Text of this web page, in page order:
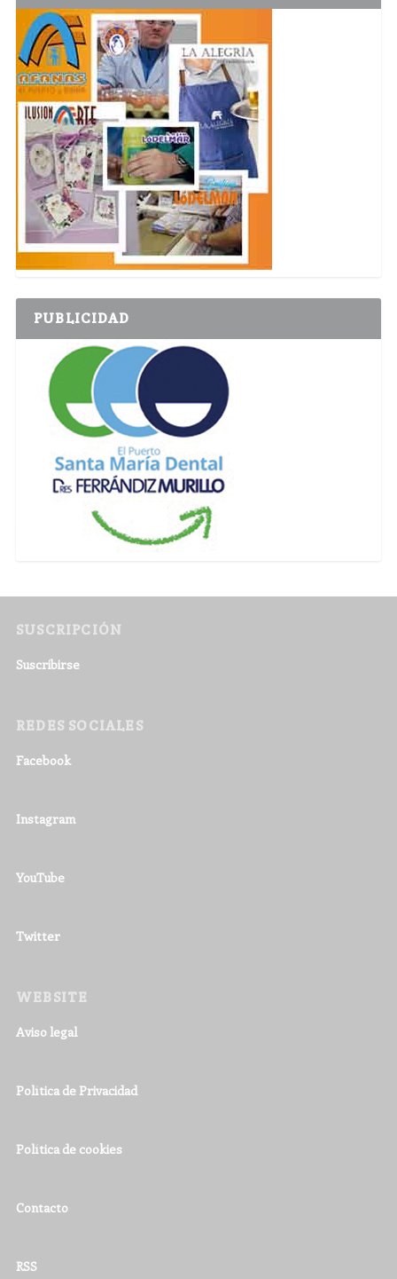
PUBLICIDAD
SUSCRIPCIÓN
Suscribirse
REDES SOCIALES
Facebook
Instagram
YouTube
Twitter
WEBSITE
Aviso legal
Política de Privacidad
Política de cookies
Contacto
RSS